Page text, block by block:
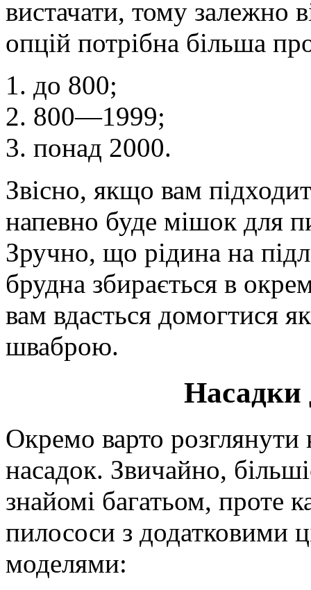
вистачати, тому залежно
опцій потрібна більша
до 800;
800―1999;
понад 2000.
Звісно, якщо вам
напевно буде мішок для
Зручно, що рідина на
брудна збирається в
вам вдасться домогтися
шваброю.
Насадки
Окремо варто розглянути
насадок. Звичайно,
знайомі багатьом, проте
пилососи з додатковими
моделями: